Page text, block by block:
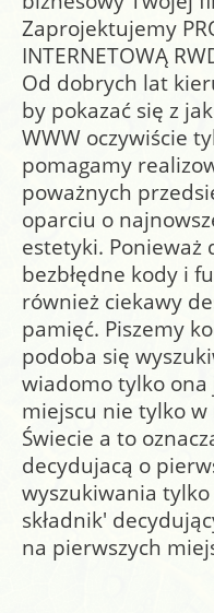
Zaprojektujemy
INTERNETOWĄ
Od dobrych lat
by pokazać się z
WWW oczywiście
pomagamy
poważnych
oparciu o
estetyki.
bezbłędne kody i
również ciekawy
pamięć. Piszemy
podoba się
wiadomo tylko
miejscu nie tylko
Świecie a to
decydujacą o
wyszukiwania
składnik'
na pierwszych
given in/home/
3058
Warning: fclose()
given in/home/
3058
Notice: Undefined offset:
/home/epanfu.pl/
Warning: fopen(iel/
stream: No such file or
/home/epanfu.pl/
Warning: flock() expects
given in/home/
3058
Warning: fwrite()
given in/home/
3058
Warning: flock() expects
given in/home/
3058